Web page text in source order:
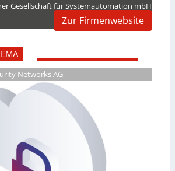
Gesellschaft für Systemautomation mbH
Zur Firmenwebsite
Networks AG